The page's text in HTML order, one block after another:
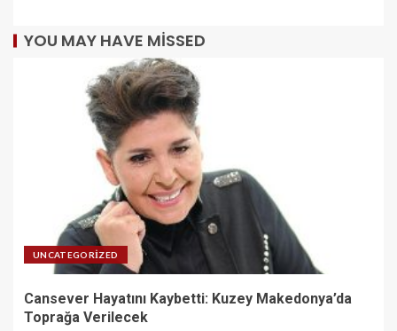
YOU MAY HAVE MISSED
UNCATEGORIZED
Cansever Hayatını Kaybetti: Kuzey Makedonya’da
Toprağa Verilecek